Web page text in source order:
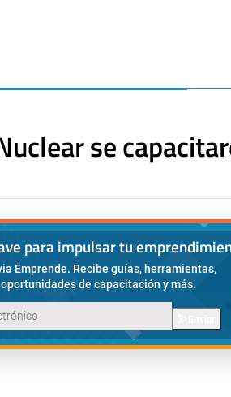
se
para impulsar tu
Emprende. Recibe guías, herramientas,
de capacitación y más.